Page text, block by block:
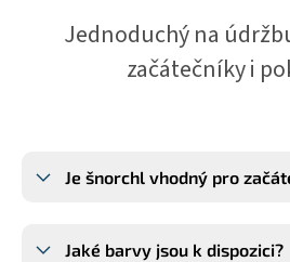
Jednoduchý na
začátečníky i
Je šnorchl vhodný pro
Jaké barvy jsou k dispozici?